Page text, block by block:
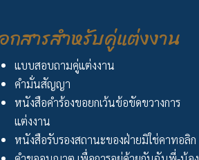
กสารสำหรับคู่แต่งงาน
แบบสอบถามคู่แต่งงาน
คำมั่นสัญญา
หนังสือคำร้องขอยกเว้นข้อขัดขวางการ
แต่งงาน
หนังสือรับรองสถานะของฝ่ายมิใช่คาทอลิก